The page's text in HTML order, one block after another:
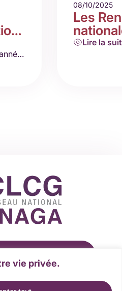
vie privée.
08/10/2025
Les
– Le
Lire la
partenaire